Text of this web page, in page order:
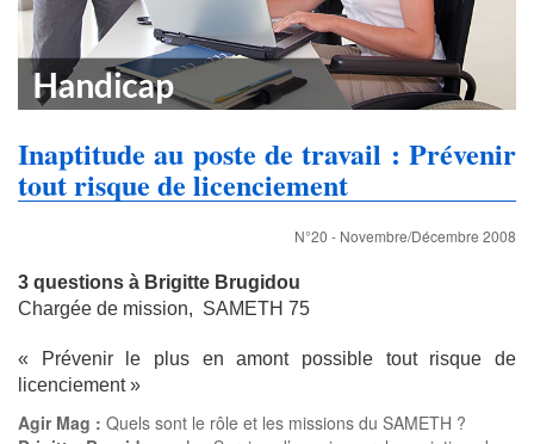
Inaptitude au poste de travail : Prévenir
tout risque de licenciement
N°20 - Novembre/Décembre 2008
3 questions à Brigitte Brugidou
Chargée de mission, SAMETH 75
« Prévenir le plus en amont possible tout risque de
licenciement »
Agir Mag : Quels sont le rôle et les missions du SAMETH ?